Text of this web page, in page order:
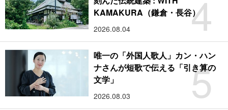
4
KAMAKURA（鎌倉・長谷）
2026.08.04
5
唯一の「外国人歌人」カン・ハン
ナさんが短歌で伝える「引き算の
文学」
2026.08.03